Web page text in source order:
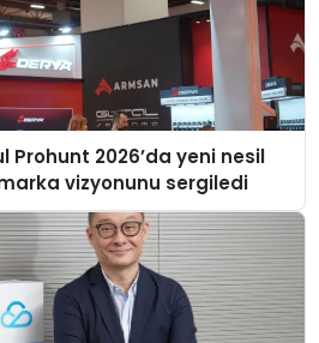
Prohunt 2026’da yeni nesil
vizyonunu sergiledi